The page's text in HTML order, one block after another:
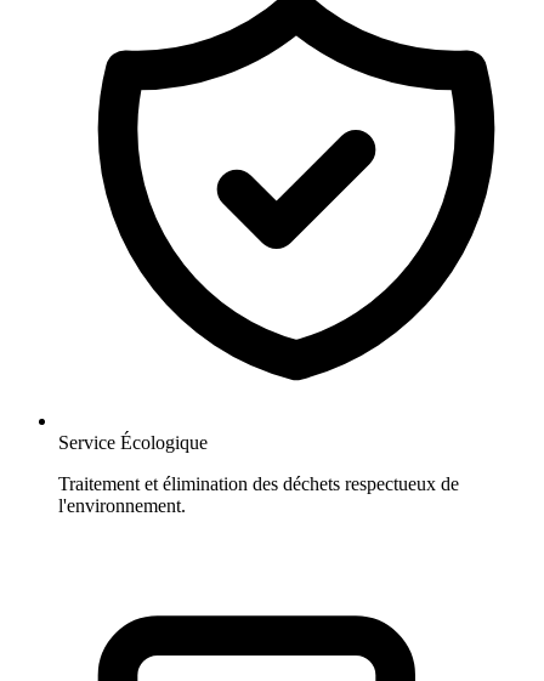
Service Écologique
Traitement et élimination des déchets respectueux de
l'environnement.